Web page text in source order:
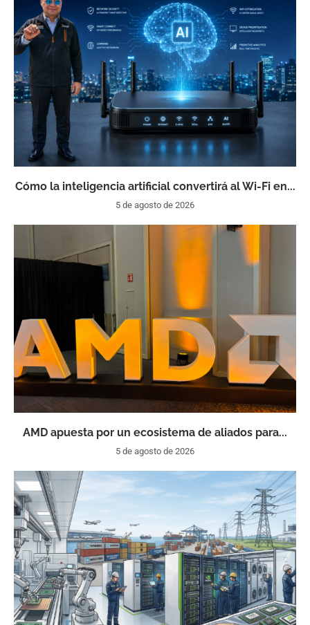
Cómo la inteligencia artificial convertirá al Wi-Fi en...
5 de agosto de 2026
AMD apuesta por un ecosistema de aliados para...
5 de agosto de 2026